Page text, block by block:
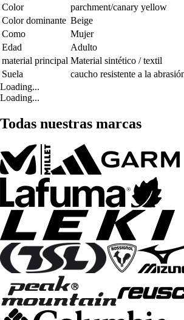
Color
parchment/canary yellow
Color dominante Beige
Como
Mujer
Edad
Adulto
material principal Material sintético / textil
Suela
caucho resistente a la
Loading...
Loading...
Todas nuestras marcas